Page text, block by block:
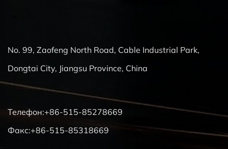
No. 99, Zaofeng North Road, Cable Industrial Park,
Dongtai City, Jiangsu Province, China
Телефон:+86-515-85278669
Факс:+86-515-85318669